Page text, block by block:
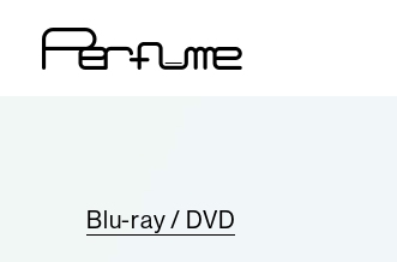
Blu-ray / DVD